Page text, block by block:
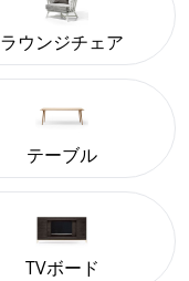
ラウンジチェア
テーブル
TVボード